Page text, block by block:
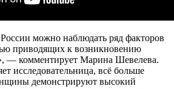
можно наблюдать ряд факторов
приводящих к возникновению
— комментирует Марина Шевелева.
исследовательница, всё больше
демонстрируют высокий